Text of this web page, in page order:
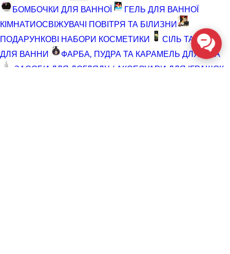
БОМБОЧКИ ДЛЯ ВАННОЇ
ГЕЛЬ ДЛЯ ВАННОЇ
КІМНАТИОСВІЖУВАЧІ ПОВІТРЯ ТА БІЛИЗНИ
ПОДАРУНКОВІ НАБОРИ КОСМЕТИКИ
СІЛЬ ТА ПІНА
ДЛЯ ВАННИ
ФАРБА, ПУДРА ТА КАРАМЕЛЬ ДЛЯ ТІЛА
ЗАСОБИ ДЛЯ ДОГЛЯДУ / АКСЕСУАРИ ДЛЯ ІГРАШОК